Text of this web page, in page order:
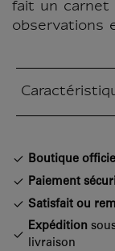
fait un carnet
observations
Boutique
Paiement
Satisfait ou
Expédition
livraison